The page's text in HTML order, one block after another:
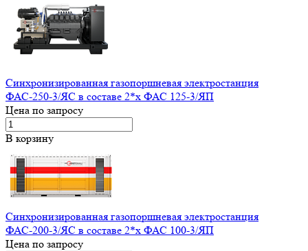
Синхронизированная газопоршневая электростанция
ФАС-250-3/ЯС в составе 2*x ФАС 125-3/ЯП
Цена по запросу
В корзину
Синхронизированная газопоршневая электростанция
ФАС-200-3/ЯС в составе 2*x ФАС 100-3/ЯП
Цена по запросу